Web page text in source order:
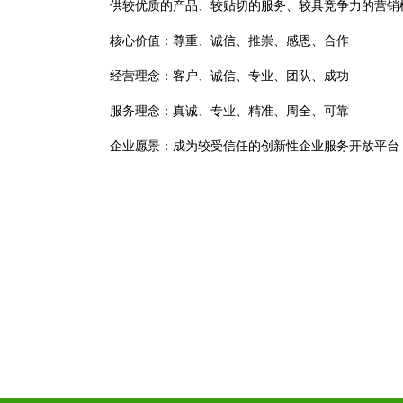
供较优质的产品、较贴切的服务、较具竞争力的营销
核心价值：尊重、诚信、推崇、感恩、合作
经营理念：客户、诚信、专业、团队、成功
服务理念：真诚、专业、精准、周全、可靠
企业愿景：成为较受信任的创新性企业服务开放平台